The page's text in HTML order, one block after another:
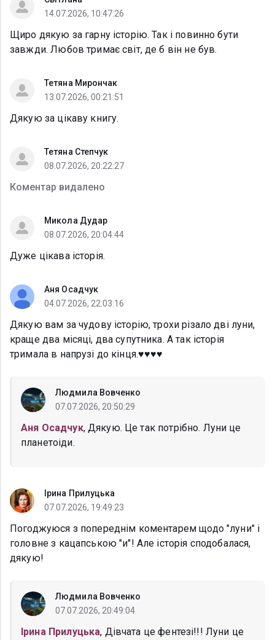
14.07.2026, 10:47:26
Щиро дякую за гарну історію. Так і повинно бути
завжди. Любов тримає світ, де б він не був.
Тетяна Мирончак
13.07.2026, 00:21:51
Дякую за цікаву книгу.
Тетяна Степчук
08.07.2026, 20:22:27
Коментар видалено
Микола Дудар
08.07.2026, 20:04:44
Дуже цікава історія.
Аня Осадчук
04.07.2026, 22:03:16
Дякую вам за чудову історію, трохи різало дві луни,
краще два місяці, два супутника. А так історія
тримала в напрузі до кінця.♥️♥️♥️♥️
Людмила Вовченко
07.07.2026, 20:50:29
Аня Осадчук, Дякую. Це так потрiбно. Луни це
планетоiди.
Ірина Прилуцька
07.07.2026, 19:49:23
Погоджуюся з попереднім коментарем щодо "луни" і
головне з кацапською "и"! Але історія сподобалася,
дякую!
Людмила Вовченко
07.07.2026, 20:49:04
Ірина Прилуцька, Дiвчата це фентезi!!! Луни це